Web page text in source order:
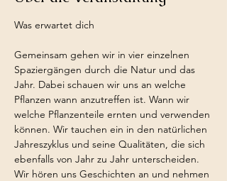
Was erwartet dich
Gemeinsam gehen wir in vier einzelnen
Spaziergängen durch die Natur und das
Jahr. Dabei schauen wir uns an welche
Pflanzen wann anzutreffen ist. Wann wir
welche Pflanzenteile ernten und verwenden
können. Wir tauchen ein in den natürlichen
Jahreszyklus und seine Qualitäten, die sich
ebenfalls von Jahr zu Jahr unterscheiden.
Wir hören uns Geschichten an und nehmen